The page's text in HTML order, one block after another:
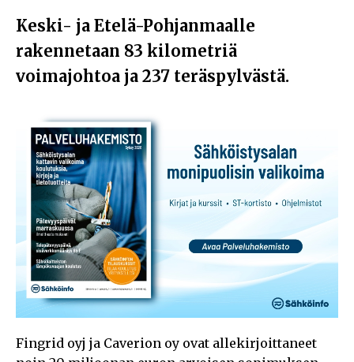
Keski- ja Etelä-Pohjanmaalle
rakennetaan 83 kilometriä
voimajohtoa ja 237 teräspylvästä.
Fingrid oyj ja Caverion oy ovat allekirjoittaneet